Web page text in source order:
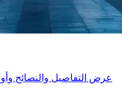
عرض التفاصيل والنصائح